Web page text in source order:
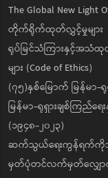
The Global New Light
တိုက်ရိုက်ထုတ်လွှင့်မှုများ
ရုပ်မြင်သံကြားနှင့်အသံ
များ (Code of Ethics)
(၇၅)နှစ်မြောက် မြန်
မြန်မာ-ရုရှားချစ်ကြည်
(၁၉၄၈-၂၀၂၃)
ဆက်သွယ်ရေးကွန်ရက်ကိုအသုံ
မှတ်ပုံတင်လက်မှတ်လျှေ